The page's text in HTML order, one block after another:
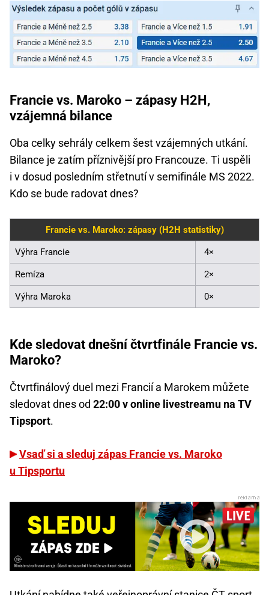
Francie vs. Maroko – zápasy H2H,
vzájemná bilance
Oba celky sehrály celkem šest vzájemných utkání.
Bilance je zatím příznivější pro Francouze. Ti uspěli
i v dosud posledním střetnutí v semifinále MS 2022.
Kdo se bude radovat dnes?
Francie vs. Maroko: zápasy (H2H statistiky)
Výhra Francie 4×
Remíza 2×
Výhra Maroka 0×
Kde sledovat dnešní čtvrtfinále Francie vs.
Maroko?
Čtvrtfinálový duel mezi Francií a Marokem můžete
sledovat dnes od 22:00 v online livestreamu na TV
Tipsport.
Vsaď si a sleduj zápas Francie vs. Maroko
u Tipsportu